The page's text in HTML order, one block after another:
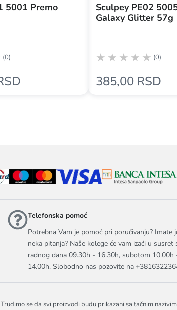
5001 Premo
(0)
Sculpey PE02
Galaxy Glitter 57g
(0)
385,00 RSD
Telefonska pomoć
Potrebna Vam je pomoć pri poručivanju? Imate
neka pitanja? Naše kolege će vam izaći u susret
radnog dana 09.30h - 16.30h, subotom 10.00h
14.00h. Slobodno nas pozovite na
se da svi proizvodi budu prikazani sa tačnim